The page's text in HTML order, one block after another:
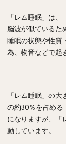
「レム睡眠」は
脳波が似ているた
睡眠の状態や性質
為、物音などで起
「レム睡眠」の大
の約80％を占める
になりますが、「
動しています。